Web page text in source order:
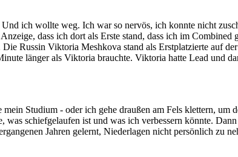
ich wollte weg. Ich war so nervös, ich konnte nicht
dass ich dort als Erste stand, dass ich im Combined
Russin Viktoria Meshkova stand als Erstplatzierte auf
länger als Viktoria brauchte. Viktoria hatte Lead und
Studium - oder ich gehe draußen am Fels klettern, um
schiefgelaufen ist und was ich verbessern könnte.
Jahren gelernt, Niederlagen nicht persönlich zu